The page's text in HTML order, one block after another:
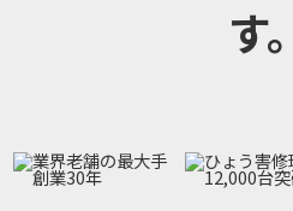
す。